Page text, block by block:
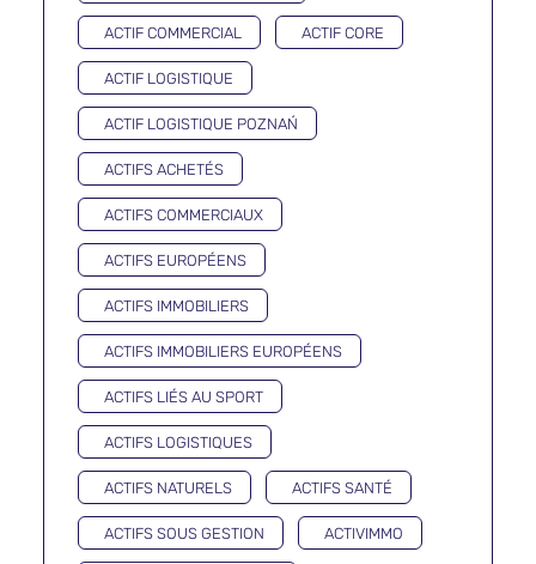
ACTIF COMMERCIAL ACTIF CORE
ACTIF LOGISTIQUE
ACTIF LOGISTIQUE POZNAŃ
ACTIFS ACHETÉS
ACTIFS COMMERCIAUX
ACTIFS EUROPÉENS
ACTIFS IMMOBILIERS
ACTIFS IMMOBILIERS EUROPÉENS
ACTIFS LIÉS AU SPORT
ACTIFS LOGISTIQUES
ACTIFS NATURELS ACTIFS SANTÉ
ACTIFS SOUS GESTION ACTIVIMMO